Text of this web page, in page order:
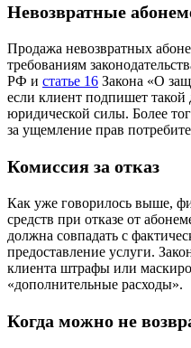
Невозвратные
Продажа невозвратных
требованиям
РФ и статье 16 Закона «О
если клиент подпишет такой
юридической силы. Более
за ущемление прав
Комиссия за отказ
Как уже говорилось выше,
средств при отказе от
должна совпадать с
предоставление услуги.
клиента штрафы или
«дополнительные расходы».
Когда можно не